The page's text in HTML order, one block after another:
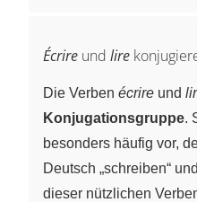
Écrire und lire
Die Verben écrire und
Konjugationsgruppe.
besonders häufig vor,
Deutsch „schreiben“
dieser nützlichen